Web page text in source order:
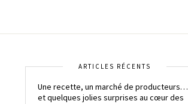
ARTICLES RÉCENTS
Une recette, un marché de producteurs…
et quelques jolies surprises au cœur des